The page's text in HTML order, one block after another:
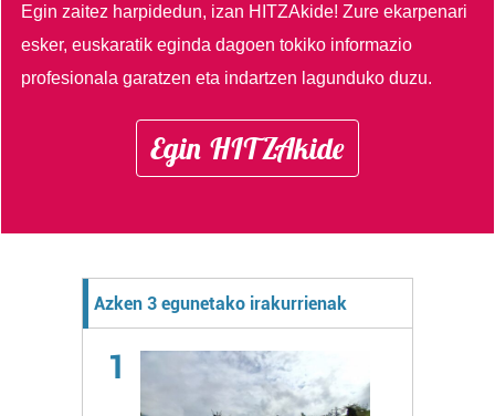
Egin zaitez harpidedun, izan HITZAkide!Zure ekarpenari
esker, euskaratik eginda dagoen tokiko informazio
profesionala garatzen eta indartzen lagunduko duzu.
Egin HITZAkide
Azken 3 egunetako irakurrienak
1